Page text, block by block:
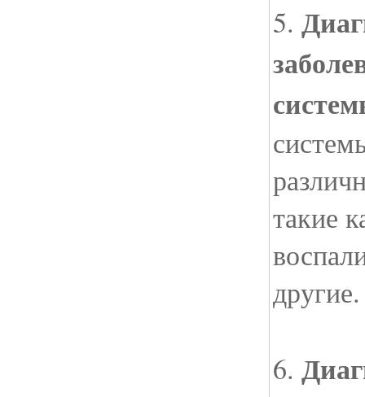
5.
такие
другие.
6.